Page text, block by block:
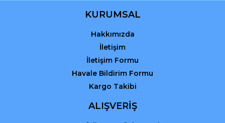
Ürün fiyatı diğer sitelerden daha pahalı.
Gönder
KURUMSAL
Hakkımızda
İletişim
İletişim Formu
Havale Bildirim Formu
Kargo Takibi
ALIŞVERİŞ